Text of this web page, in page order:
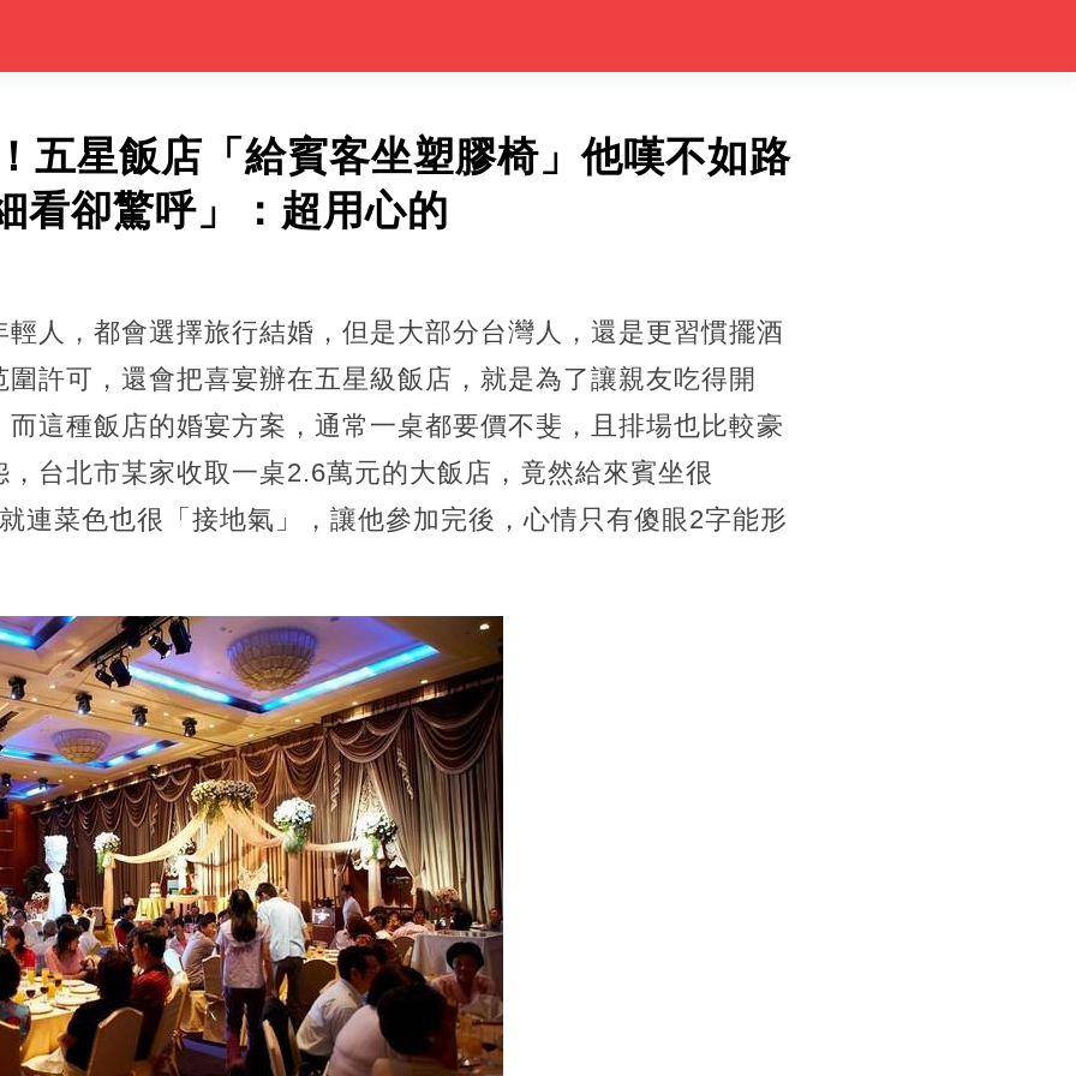
五星飯店「給賓客坐塑膠椅」他嘆不如路
卻驚呼」：超用心的
人，都會選擇旅行結婚，但是大部分台灣人，還是更習慣擺酒
許可，還會把喜宴辦在五星級飯店，就是為了讓親友吃得開
這種飯店的婚宴方案，通常一桌都要價不斐，且排場也比較豪
台北市某家收取一桌2.6萬元的大飯店，竟然給來賓坐很
連菜色也很「接地氣」，讓他參加完後，心情只有傻眼2字能形